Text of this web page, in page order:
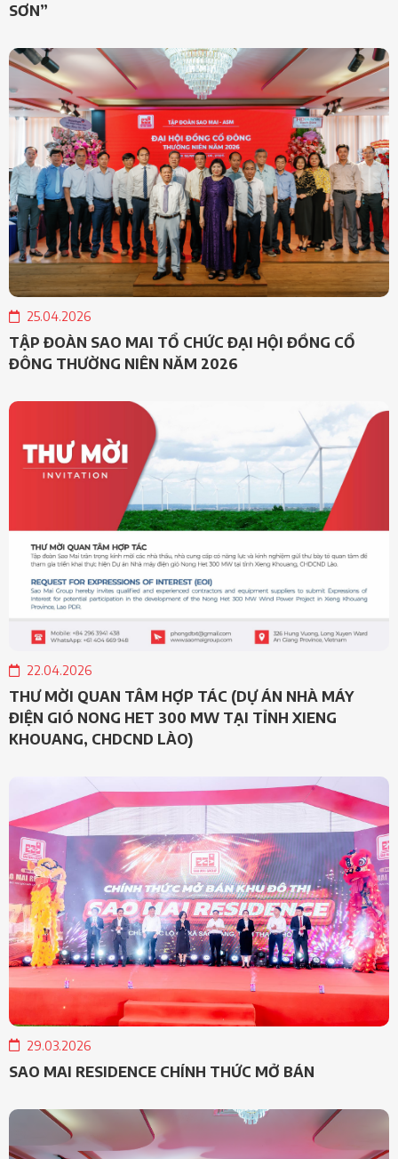
SƠN”
25.04.2026
TẬP ĐOÀN SAO MAI TỔ CHỨC ĐẠI HỘI ĐỒNG CỔ
ĐÔNG THƯỜNG NIÊN NĂM 2026
22.04.2026
THƯ MỜI QUAN TÂM HỢP TÁC (DỰ ÁN NHÀ MÁY
ĐIỆN GIÓ NONG HET 300 MW TẠI TỈNH XIENG
KHOUANG, CHDCND LÀO)
29.03.2026
SAO MAI RESIDENCE CHÍNH THỨC MỞ BÁN